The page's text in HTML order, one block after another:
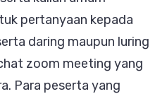
pertanyaan kepada
daring maupun luring
zoom meeting yang
Para peserta yang